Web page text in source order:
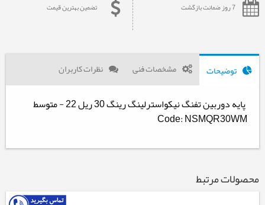
7 روز ضمانت بازگشت تضمین بهترین قیمت
توضیحات مشخصات فنی نظرات کاربران
پایه دوربین تفنگ نیکواسترلینگ رینگ 30 ریل 22 - متوسط
Code: NSMQR30WM
محصولات مرتبط